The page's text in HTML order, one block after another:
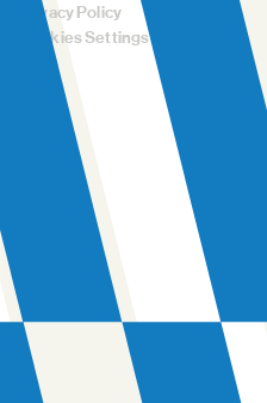
Privacy Policy
Cookies Settings